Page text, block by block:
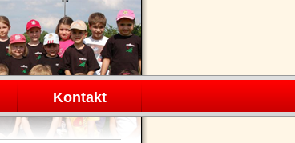
Kontakt